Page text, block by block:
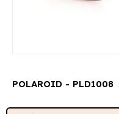
POLAROID - PLD1008